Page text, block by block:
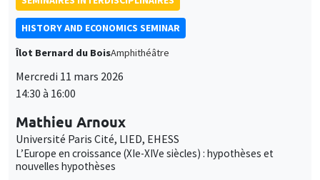
HISTORY AND ECONOMICS SEMINAR
Îlot Bernard du BoisAmphithéâtre
Mercredi 11 mars 2026
14:30 à 16:00
Mathieu Arnoux
Université Paris Cité, LIED, EHESS
L’Europe en croissance (XIe-XIVe siècles) : hypothèses et
nouvelles hypothèses